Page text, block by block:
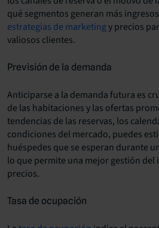
qué segmentos generan más
estrategias de marketingy precios
valiosos clientes.
Previsión de la demanda
Anticiparse a la demanda futura es
de las habitaciones y las ofertas
tendencias de las reservas, los
condiciones del mercado, puedes
huéspedes que se esperan durante
lo que permite una mejor gestión del
precios.
Tasa de ocupación